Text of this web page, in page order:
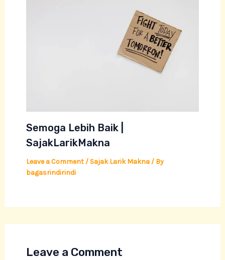
Semoga Lebih Baik |
SajakLarikMakna
Leave a Comment / Sajak Larik Makna/ By
bagasrindirindi
Leave a Comment